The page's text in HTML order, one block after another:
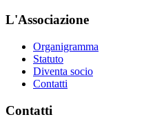
L'Associazione
Organigramma
Statuto
Diventa socio
Contatti
Contatti